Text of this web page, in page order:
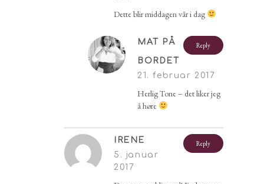
Dette blir middagen vår i dag
Reply
MAT PÅ
BORDET
21. februar 2017
Herlig Tone – det liker jeg
å høre
Reply
IRENE
5. januar
2017